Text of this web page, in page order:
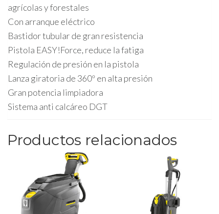
agrícolas y forestales
Con arranque eléctrico
Bastidor tubular de gran resistencia
Pistola EASY!Force, reduce la fatiga
Regulación de presión en la pistola
Lanza giratoria de 360º en alta presión
Gran potencia limpiadora
Sistema anti calcáreo DGT
Productos relacionados